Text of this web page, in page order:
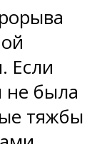
Если
не была
тяжбы